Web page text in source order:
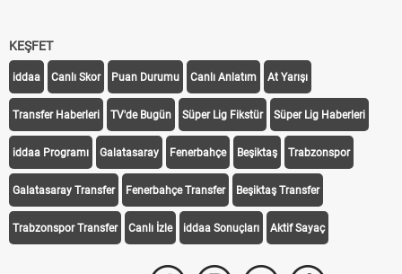
KEŞFET
iddaa Canlı Skor Puan Durumu Canlı Anlatım At Yarışı
Transfer Haberleri TV'de Bugün Süper Lig Fikstür Süper Lig Haberleri
iddaa Programı Galatasaray Fenerbahçe Beşiktaş Trabzonspor
Galatasaray Transfer Fenerbahçe Transfer Beşiktaş Transfer
Trabzonspor Transfer Canlı İzle iddaa Sonuçları Aktif Sayaç